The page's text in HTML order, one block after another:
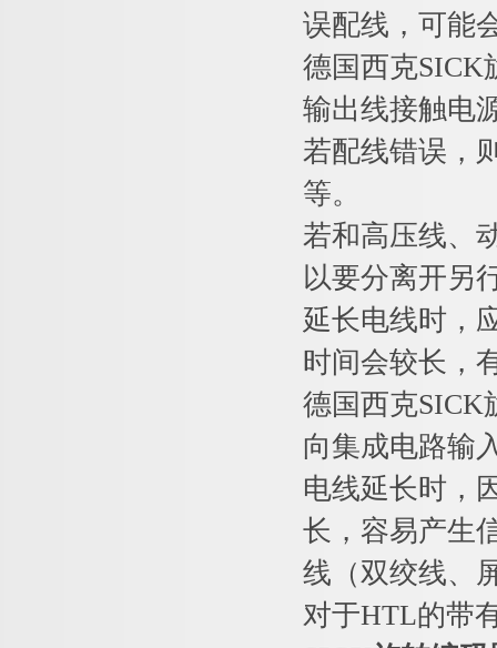
误配线，可能
德国西克SICK
输出线接触电
若配线错误，
等。
若和高压线、
以要分离开另
延长电线时，
时间会较长，
德国西克SICK
向集成电路输
电线延长时，
长，容易产生
线（双绞线、
对于HTL的带